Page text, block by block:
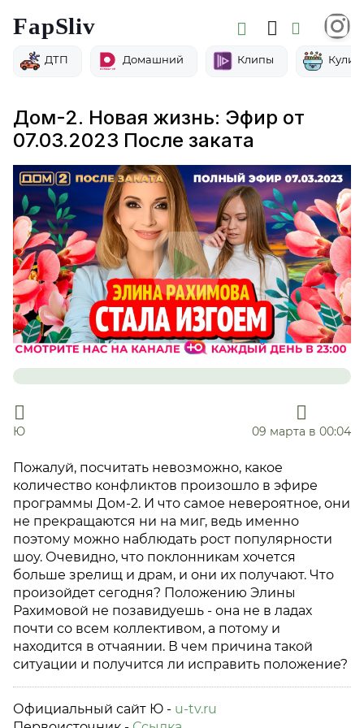
FapSliv
ДТП Домашний Клипы
Дом-2. Новая жизнь: Эфир от
07.03.2023 После заката
Ю 09 марта в 00:04
Пожалуй, посчитать невозможно, какое
количество конфликтов произошло в эфире
программы Дом-2. И что самое невероятное, они
не прекращаются ни на миг, ведь именно
поэтому можно наблюдать рост популярности
шоу. Очевидно, что поклонникам хочется
больше зрелищ и драм, и они их получают. Что
произойдет сегодня? Положению Элины
Рахимовой не позавидуешь - она не в ладах
почти со всем коллективом, а потому и
находится в отчаянии. В чем причина такой
ситуации и получится ли исправить положение?
Официальный сайт Ю - u-tv.ru